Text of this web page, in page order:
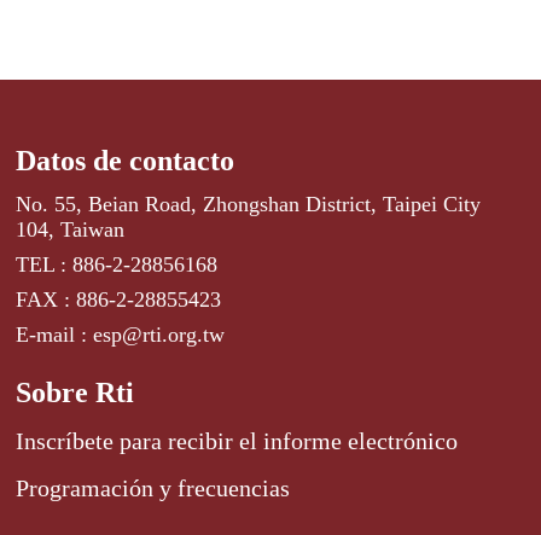
Datos de contacto
No. 55, Beian Road, Zhongshan District, Taipei City
104, Taiwan
TEL : 886-2-28856168
FAX : 886-2-28855423
E-mail : esp@rti.org.tw
Sobre Rti
Inscríbete para recibir el informe electrónico
Programación y frecuencias